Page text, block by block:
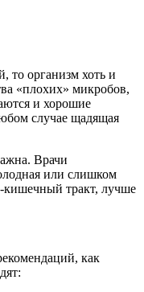
то организм хоть и
«плохих» микробов,
и хорошие
случае щадящая
Врачи
или слишком
кишечный тракт, лучше
как